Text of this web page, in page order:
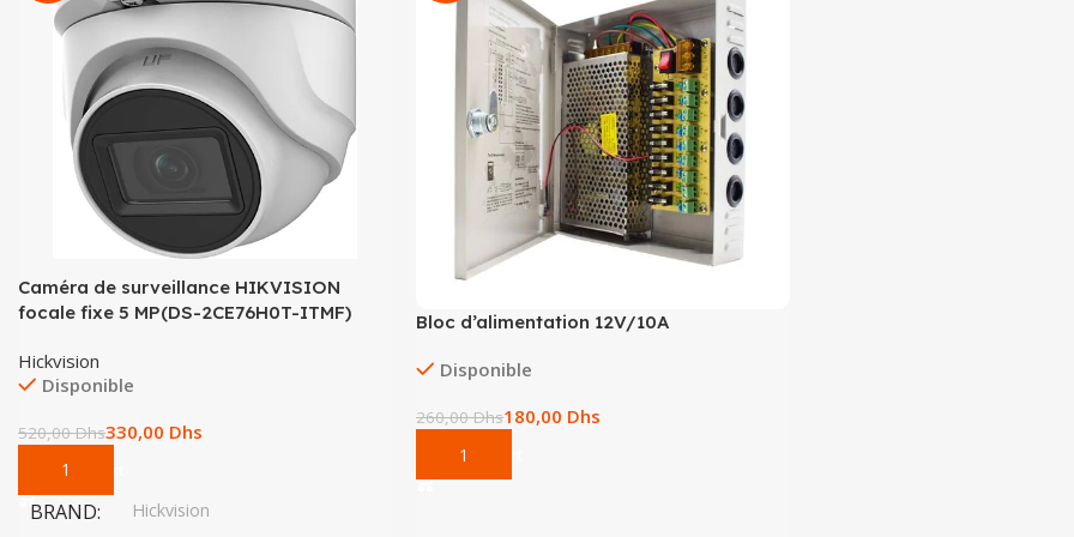
Caméra de surveillance HIKVISION
focale fixe 5 MP(DS-2CE76H0T-ITMF)
Hickvision
Disponible
520,00Dhs330,00 Dhs
Add To Cart
BRAND Hickvision
Bloc d’alimentation 12V/10A
Disponible
260,00Dhs180,00 Dhs
Add To Cart